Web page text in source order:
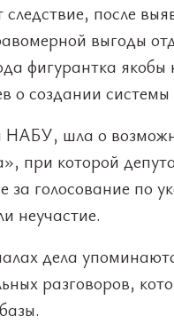
следствие, после
выгоды
фигурантка
о создании системы
НАБУ, шла о
при которой
за голосование по
неучастие.
дела
разговоров,